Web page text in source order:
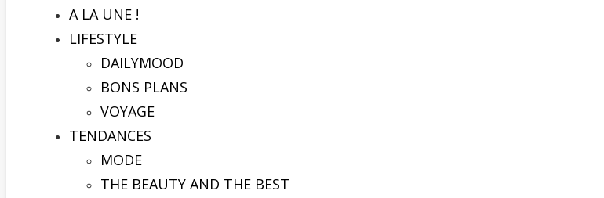
A LA UNE !
LIFESTYLE
DAILYMOOD
BONS PLANS
VOYAGE
TENDANCES
MODE
THE BEAUTY AND THE BEST